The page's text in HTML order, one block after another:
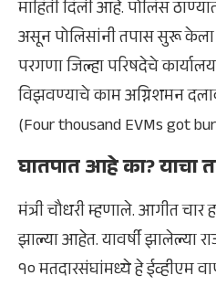
माहिती दिली आहे. पोलिस
असून पोलिसांनी तपास सुरू केला
परगणा जिल्हा परिषदेचे
विझवण्याचे काम अग्निशमन
(Four thousand EVMs got
घातपात आहे का? याचा
मंत्री चौधरी म्हणाले. आगीत
झाल्या आहेत. यावर्षी झालेल्या
१० मतदारसंघांमध्ये हे ईव्हीएम